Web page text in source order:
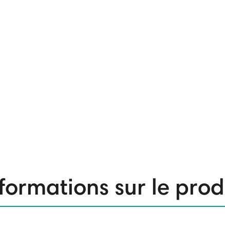
sur le